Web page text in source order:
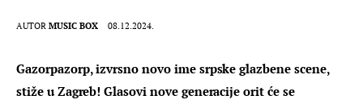
AUTOR MUSIC BOX 08.12.2024.
Gazorpazorp, izvrsno novo ime srpske glazbene scene,
stiže u Zagreb! Glasovi nove generacije orit će se